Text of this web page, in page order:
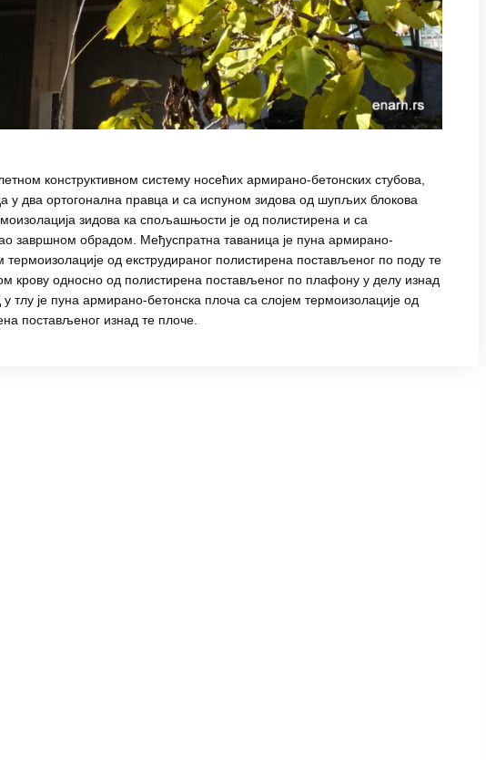
конструктивном систему носећих армирано-бетонских стубова,
у два ортогонална правца и са испуном зидова од шупљих блокова
зидова ка спољашњости је од полистирена и са
завршном обрадом. Међуспратна таваница је пуна армирано-
термоизолације од екструдираног полистирена постављеног по поду те
крову односно од полистирена постављеног по плафону у делу изнад
тлу је пуна армирано-бетонска плоча са слојем термоизолације од
постављеног изнад те плоче.